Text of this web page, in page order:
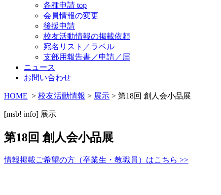
各種申請 top
会員情報の変更
後援申請
校友活動情報の掲載依頼
宛名リスト／ラベル
支部用報告書／申請／届
ニュース
お問い合わせ
HOME > 校友活動情報 > 展示 > 第18回 創人会小品展
[msb! info] 展示
第18回 創人会小品展
情報掲載ご希望の方（卒業生・教職員）はこちら >>